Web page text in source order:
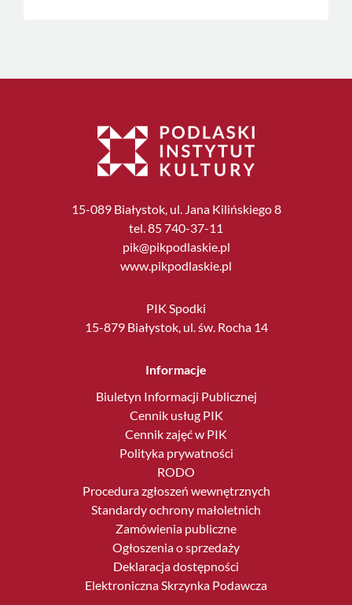
15-089 Białystok, ul. Jana Kilińskiego 8
tel. 85 740-37-11
pik@pikpodlaskie.pl
www.pikpodlaskie.pl
PIK Spodki
15-879 Białystok, ul. św. Rocha 14
Informacje
Biuletyn Informacji Publicznej
Cennik usług PIK
Cennik zajęć w PIK
Polityka prywatności
RODO
Procedura zgłoszeń wewnętrznych
Standardy ochrony małoletnich
Zamówienia publiczne
Ogłoszenia o sprzedaży
Deklaracja dostępności
Elektroniczna Skrzynka Podawcza